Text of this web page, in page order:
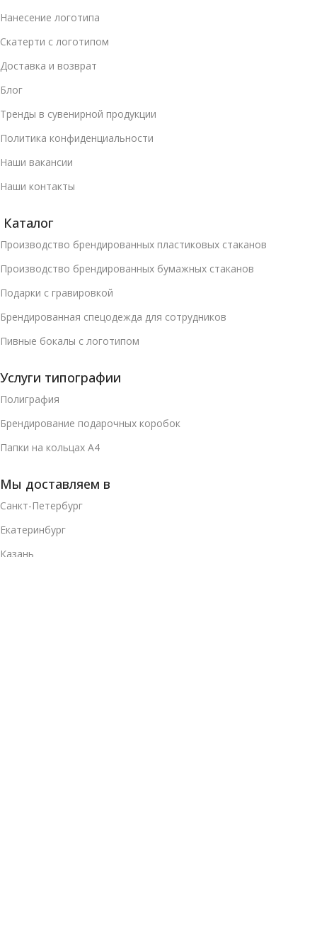
Нанесение логотипа
Скатерти с логотипом
Доставка и возврат
Блог
Тренды в сувенирной продукции
Политика конфиденциальности
Наши вакансии
Наши контакты
Каталог
Производство брендированных пластиковых стаканов
Производство брендированных бумажных стаканов
Подарки с гравировкой
Брендированная спецодежда для сотрудников
Пивные бокалы с логотипом
Услуги типографии
Полиграфия
Брендирование подарочных коробок
Папки на кольцах А4
Мы доставляем в
Санкт-Петербург
Екатеринбург
Казань